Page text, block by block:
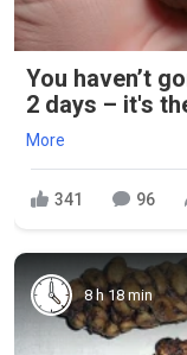
You haven’t
2 days – it's
More
341 96
8 h 18 min